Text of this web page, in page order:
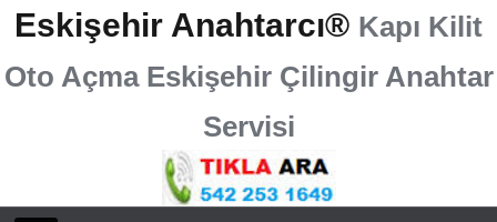
Eskişehir Anahtarcı® Kapı Kilit
Oto Açma Eskişehir Çilingir Anahtar
Servisi